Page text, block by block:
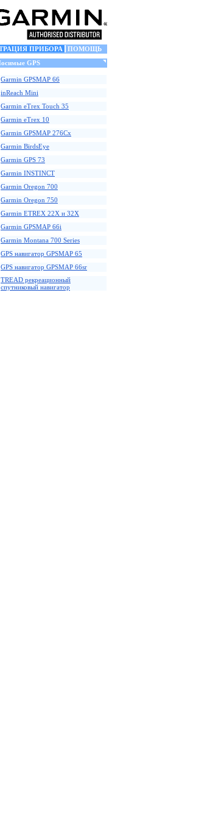
ПРИБОРА
ПОМОЩЬ
GPS
Garmin GPSMAP 66
inReach Mini
Garmin eTrex Touch 35
Garmin eTrex 10
Garmin GPSMAP 276Cx
Garmin BirdsEye
Garmin GPS 73
Garmin INSTINCT
Garmin Oregon 700
Garmin Oregon 750
Garmin ETREX 22X и 32X
Garmin GPSMAP 66i
Garmin Montana 700 Series
GPS навигатор GPSMAP 65
GPS навигатор GPSMAP 66sr
TREAD рекреационный
спутниковый навигатор